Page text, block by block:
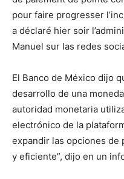
pour faire progresser
a déclaré hier soir
Manuel sur las redes
El Banco de México dijo
desarrollo de una
autoridad monetaria
electrónico de la
expandir las opciones de
y eficiente”, dijo en un